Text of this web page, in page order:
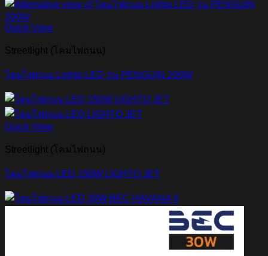
Quick View
Streetlight (โคมไฟถนน)
โคมไฟถนน Lighto LED รุ่น PENGUIN 200W
Quick View
Streetlight (โคมไฟถนน)
โคมไฟถนน LED 150W LIGHTO JET